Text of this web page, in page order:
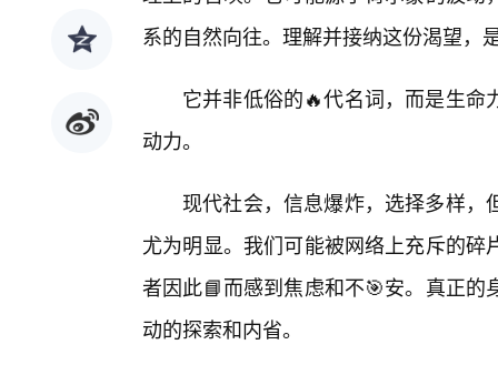
系的自然向往。理解并接纳这份渴望，
它并非低俗的🔥代名词，而是生
动力。
现代社会，信息爆炸，选择多样，
尤为明显。我们可能被网络上充斥的
者因此📘而感到焦虑和不🎯安。真正
动的探索和内省。